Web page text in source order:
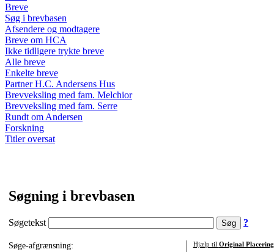
Breve
Søg i brevbasen
Afsendere og modtagere
Breve om HCA
Ikke tidligere trykte breve
Alle breve
Enkelte breve
Partner H.C. Andersens Hus
Brevveksling med fam. Melchior
Brevveksling med fam. Serre
Rundt om Andersen
Forskning
Titler oversat
Søgning i brevbasen
Søgetekst ?
Søge-afgrænsning:
Hjælp til Original Placering